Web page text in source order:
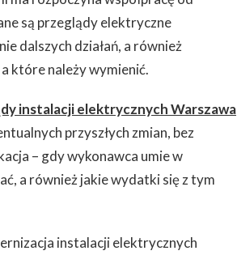
są przeglądy elektryczne
dalszych działań, a również
które należy wymienić.
instalacji elektrycznych Warszawa
przyszłych zmian, bez
– gdy wykonawca umie w
a również jakie wydatki się z tym
instalacji elektrycznych